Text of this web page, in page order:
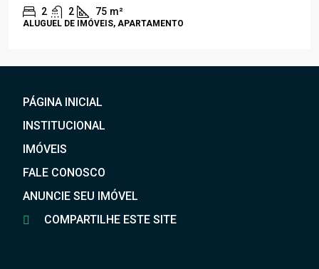
2 2 75 m²
ALUGUEL DE IMÓVEIS, APARTAMENTO
PÁGINA INICIAL
INSTITUCIONAL
IMÓVEIS
FALE CONOSCO
ANUNCIE SEU IMÓVEL
COMPARTILHE ESTE SITE